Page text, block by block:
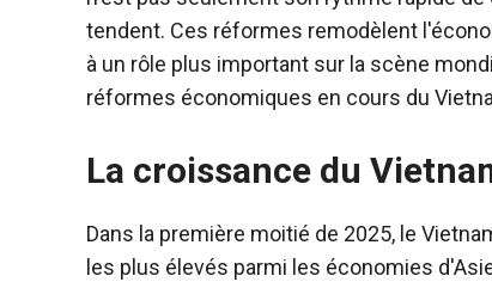
tendent. Ces réformes remodèlent
à un rôle plus important sur la scène
réformes économiques en cours du
La croissance du
Dans la première moitié de 2025, le
les plus élevés parmi les économies